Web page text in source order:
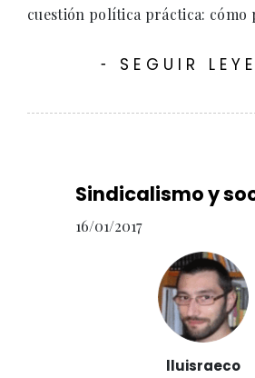
cuestión política práctica: cómo
- SEGUIR
Sindicalismo y
16/01/2017
lluisraeco